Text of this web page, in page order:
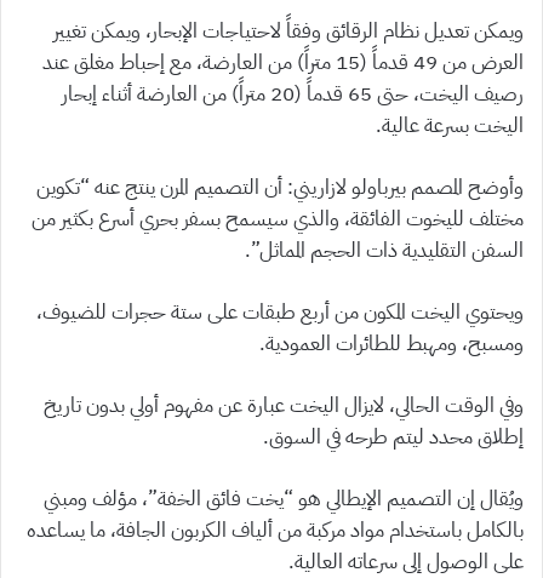
ويمكن تعديل نظام الرقائق وفقاً لاحتياجات الإبحار، ويمكن تغيير
العرض من 49 قدماً (15 متراً) من العارضة، مع إحباط مغلق عند
رصيف اليخت، حتى 65 قدماً (20 متراً) من العارضة أثناء إبحار
اليخت بسرعة عالية.
وأوضح المصمم بيرباولو لازاريني: أن التصميم المرن ينتج عنه “تكوين
مختلف لليخوت الفائقة، والذي سيسمح بسفر بحري أسرع بكثير من
السفن التقليدية ذات الحجم المماثل”.
ويحتوي اليخت المكون من أربع طبقات على ستة حجرات للضيوف،
ومسبح، ومهبط للطائرات العمودية.
وفي الوقت الحالي، لايزال اليخت عبارة عن مفهوم أولي بدون تاريخ
إطلاق محدد ليتم طرحه في السوق.
ويُقال إن التصميم الإيطالي هو “يخت فائق الخفة”، مؤلف ومبني
بالكامل باستخدام مواد مركبة من ألياف الكربون الجافة، ما يساعده
على الوصول إلى سرعاته العالية.